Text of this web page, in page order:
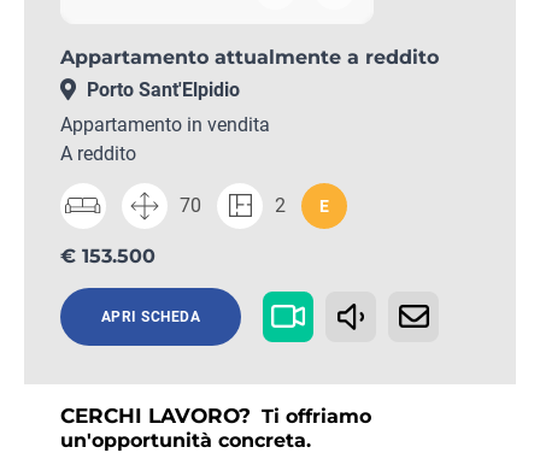
Appartamento attualmente a reddito
Porto Sant'Elpidio
Appartamento in vendita
A reddito
70 2 E
€ 153.500
APRI SCHEDA
CERCHI LAVORO? Ti offriamo
un'opportunità concreta.